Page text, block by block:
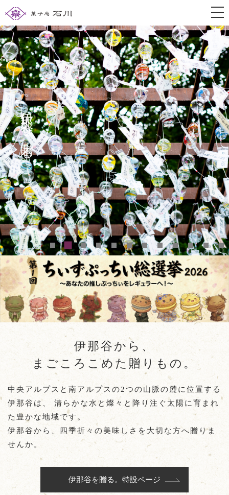
伊那谷を贈る。
伊那谷から、
まごころこめた贈りもの。
中央アルプスと南アルプスの2つの山脈の麓に位置する
伊那谷は、
清らかな水と燦々と降り注ぐ太陽に育まれ
た豊かな地域です。
伊那谷から、四季折々の美味しさを大切な方へ贈りま
せんか。
伊那谷を贈る。特設ページ